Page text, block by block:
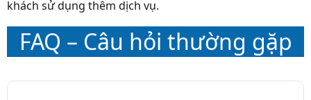
khách sử dụng thêm dịch vụ.
FAQ – Câu hỏi thường gặp